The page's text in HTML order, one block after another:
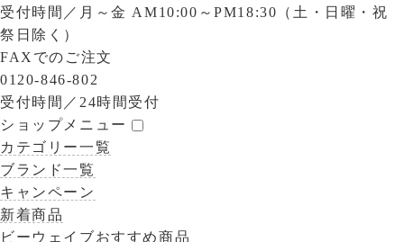
受付時間／ 月～金 AM10:00～PM18:30（土・日曜・祝
祭日除く）
FAXでのご注文
0120-846-802
受付時間／ 24時間受付
ショップメニュー
カテゴリー一覧
ブランド一覧
キャンペーン
新着商品
ビーウェイブおすすめ商品